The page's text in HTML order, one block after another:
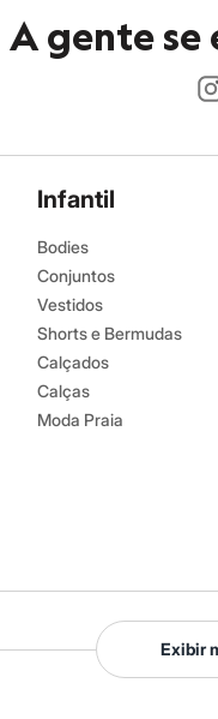
A gente se
Infantil
Bodies
Conjuntos
Vestidos
Shorts e Bermudas
Calçados
Calças
Moda Praia
Exibir